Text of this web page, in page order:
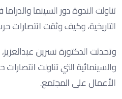
تناولت الندوة دور السينما
التاريخية، وكيف وثقت انتصارات
وتحدثت الدكتورة نسرين
والسينمائية التي تناولت انتصارات
الأعمال على المجتمع.